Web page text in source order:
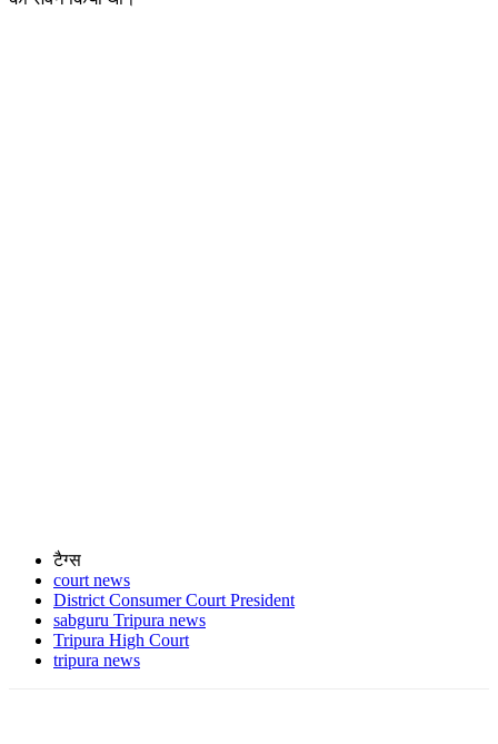
टैग्स
court news
District Consumer Court President
sabguru Tripura news
Tripura High Court
tripura news